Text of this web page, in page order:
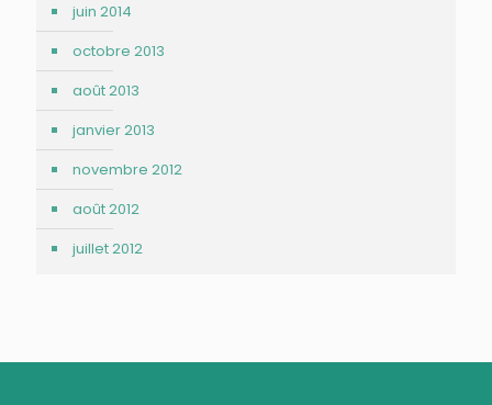
juin 2014
octobre 2013
août 2013
janvier 2013
novembre 2012
août 2012
juillet 2012